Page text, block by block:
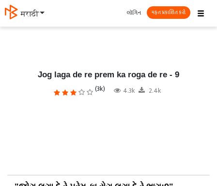
मराठी ☰
લૉગિન મફત પ્રકાશિત કરો
Jog laga de re prem ka roga de re - 9
(3k) 4.3k 2.4k